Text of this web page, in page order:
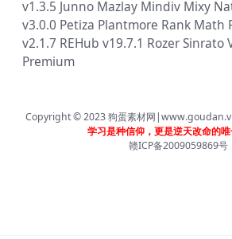
v1.3.5 Junno Mazlay Mindiv Mixy
v3.0.0 Petiza Plantmore Rank Math
v2.1.7 REHub v19.7.1 RozerSinrato
Premium
Copyright © 2023狗蛋素材网
学习是种信仰，更是逆天改命的唯
赣ICP备2009059869号